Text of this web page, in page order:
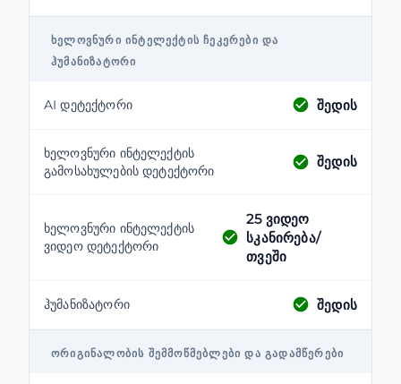
ᲮᲔᲚᲝᲕᲜᲣᲠᲘ ᲘᲜᲢᲔᲚᲔᲥᲢᲘᲡ ᲩᲔᲙᲔᲠᲔᲑᲘ ᲓᲐ
ᲰᲣᲛᲐᲜᲘᲖᲐᲢᲝᲠᲘ
AI დეტექტორი შედის
ხელოვნური ინტელექტის
გამოსახულების დეტექტორი
შედის
ხელოვნური ინტელექტის
ვიდეო დეტექტორი
25 ვიდეო
სკანირება/
თვეში
ჰუმანიზატორი შედის
ᲝᲠᲘᲒᲘᲜᲐᲚᲝᲑᲘᲡ ᲨᲔᲛᲛᲝᲬᲛᲔᲑᲚᲔᲑᲘ ᲓᲐ ᲒᲐᲓᲐᲛᲬᲔᲠᲔᲑᲘ